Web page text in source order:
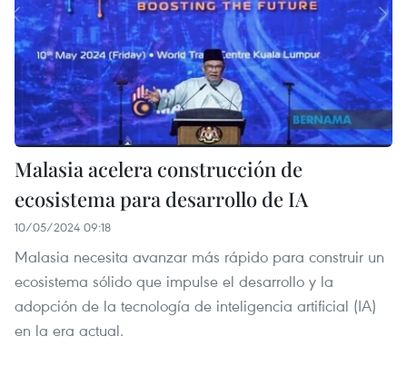
Malasia acelera construcción de
ecosistema para desarrollo de IA
10/05/2024 09:18
Malasia necesita avanzar más rápido para construir un
ecosistema sólido que impulse el desarrollo y la
adopción de la tecnología de inteligencia artificial (IA)
en la era actual.